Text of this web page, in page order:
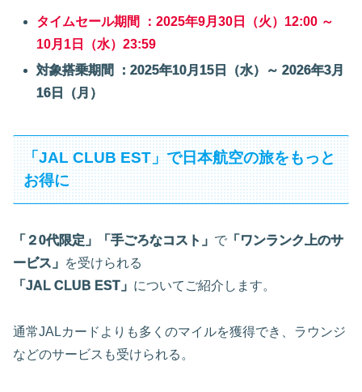
タイムセール期間 ：2025年9月30日（火）12:00 ～
10月1日（水）23:59
対象搭乗期間 ：2025年10月15日（水）～ 2026年3月
16日（月）
「JAL CLUB EST」で日本航空の旅をもっと
お得に
「２0代限定」 「手ごろなコスト」 で 「ワンランク上のサ
ービス」 を受けられる
「JAL CLUB EST」 についてご紹介します。
通常JALカードよりも多くのマイルを獲得でき、ラウンジ
などのサービスも受けられる。